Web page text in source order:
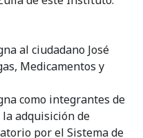
al ciudadano José
Medicamentos y
como integrantes de
adquisición de
por el Sistema de